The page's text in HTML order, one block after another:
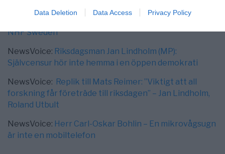
Data Deletion Data Access Privacy Policy
NHF Sweden
NewsVoice: Riksdagsman Jan Lindholm (MP):
Självcensur hör inte hemma i en öppen demokrati
NewsVoice: Replik till Mats Reimer: ”Viktigt att all
forskning får företräde till riksdagen” – Jan Lindholm,
Roland Utbult
NewsVoice: Herr Carl-Oskar Bohlin – En mikrovågsugn
är inte en mobiltelefon